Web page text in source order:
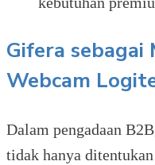
Gifera sebagai
Webcam
Dalam pengadaan
tidak hanya